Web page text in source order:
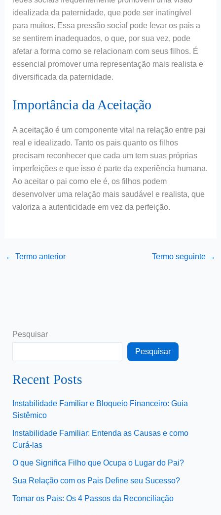
idealizada da paternidade, que pode ser inatingível
para muitos. Essa pressão social pode levar os pais a
se sentirem inadequados, o que, por sua vez, pode
afetar a forma como se relacionam com seus filhos. É
essencial promover uma representação mais realista e
diversificada da paternidade.
Importância da Aceitação
A aceitação é um componente vital na relação entre pai
real e idealizado. Tanto os pais quanto os filhos
precisam reconhecer que cada um tem suas próprias
imperfeições e que isso é parte da experiência humana.
Ao aceitar o pai como ele é, os filhos podem
desenvolver uma relação mais saudável e realista, que
valoriza a autenticidade em vez da perfeição.
← Termo anterior Termo seguinte →
Pesquisar
Pesquisar
Recent Posts
Instabilidade Familiar e Bloqueio Financeiro: Guia
Sistêmico
Instabilidade Familiar: Entenda as Causas e como
Curá-las
O que Significa Filho que Ocupa o Lugar do Pai?
Sua Relação com os Pais Define seu Sucesso?
Tomar os Pais: Os 4 Passos da Reconciliação